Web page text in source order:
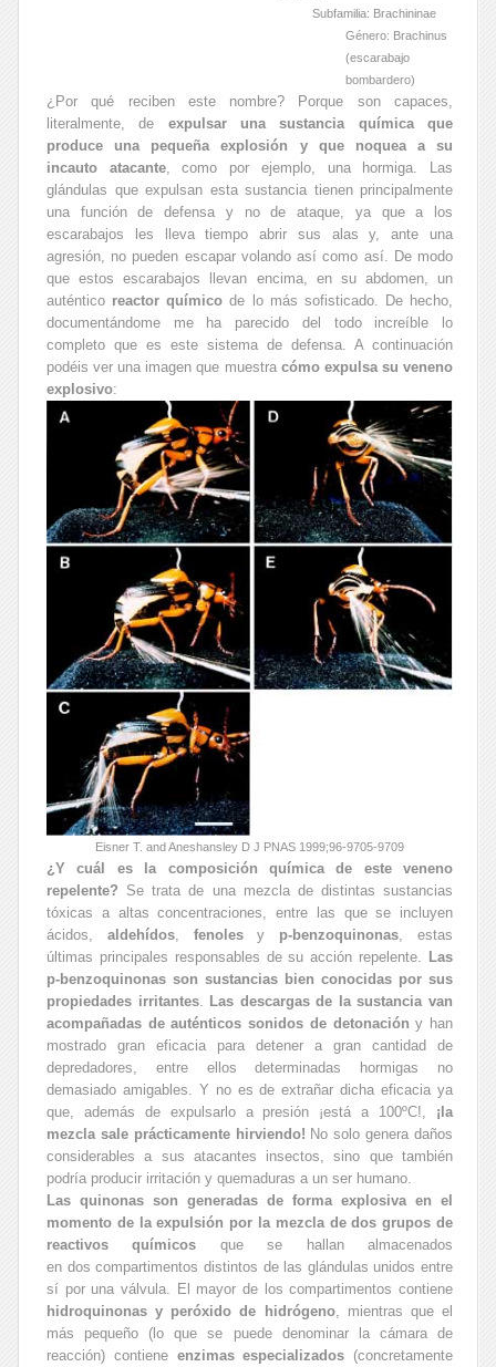
Subfamilia: Brachininae
Género: Brachinus
(escarabajo
bombardero)
¿Por qué reciben este nombre? Porque son capaces,
literalmente, de expulsar una sustancia química que
produce una pequeña explosión y que noquea a su
incauto atacante, como por ejemplo, una hormiga. Las
glándulas que expulsan esta sustancia tienen principalmente
una función de defensa y no de ataque, ya que a los
escarabajos les lleva tiempo abrir sus alas y, ante una
agresión, no pueden escapar volando así como así. De modo
que estos escarabajos llevan encima, en su abdomen, un
auténtico reactor químico de lo más sofisticado. De hecho,
documentándome me ha parecido del todo increíble lo
completo que es este sistema de defensa. A continuación
podéis ver una imagen que muestra cómo expulsa su veneno
explosivo:
Eisner T. and Aneshansley D J PNAS 1999;96-9705-9709
¿Y cuál es la composición química de este veneno
repelente? Se trata de una mezcla de distintas sustancias
tóxicas a altas concentraciones, entre las que se incluyen
ácidos, aldehídos, fenolesy p-benzoquinonas , estas
últimas principales responsables de su acción repelente.
Las
p-benzoquinonas son sustancias bien conocidas por sus
propiedades irritantes.
Las descargas de la sustancia van
acompañadas de auténticos sonidos de detonación y han
mostrado gran eficacia para detener a gran cantidad de
depredadores, entre ellos determinadas hormigas no
demasiado amigables. Y no es de extrañar dicha eficacia ya
que, además de expulsarlo a presión ¡está a 100ºC!, ¡la
mezcla sale prácticamente hirviendo! No solo genera daños
considerables a sus atacantes insectos, sino que también
podría producir irritación y quemaduras a un ser humano.
Las quinonas son generadas de forma explosiva en el
momento de la expulsión por la mezcla de dos grupos de
reactivos químicos que se hallan almacenados
en dos compartimentos distintos de las glándulas unidos entre
sí por una válvula. El mayor de los compartimentos contiene
hidroquinonas y peróxido de hidrógeno, mientras que el
más pequeño (lo que se puede denominar la cámara de
reacción) contiene enzimas especializados (concretamente